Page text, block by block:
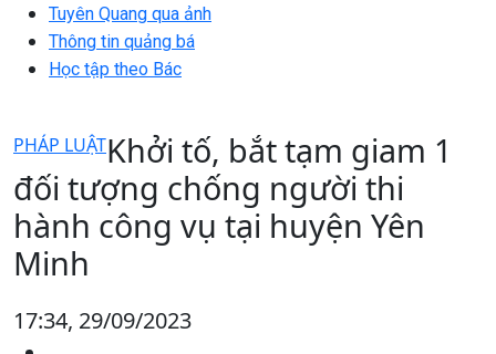
Tuyên Quang qua ảnh
Thông tin quảng bá
Học tập theo Bác
PHÁP LUẬTKhởi tố, bắt tạm giam 1
đối tượng chống người thi
hành công vụ tại huyện Yên
Minh
17:34, 29/09/2023